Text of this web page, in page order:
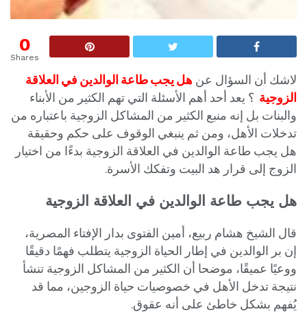
0
Shares
لاشك أن السؤال عن هل يجب طاعة الوالدين في العلاقة
الزوجية ؟ يعد أحد أهم الأسئلة التي تهم الكثير من الأبناء
والبنات بل إنه منبع الكثير من المشاكل الزوجية باعتباره من
تدخلات الأهل، ومن ثم ينبغي الوقوف على حكم وحقيقة
هل يجب طاعة الوالدين في العلاقة الزوجية بدءًا من اختيار
الزوج إلى قرار هد البيت وتفكك الأسرة.
هل يجب طاعة الوالدين في العلاقة الزوجية
قال الشيخ هشام ربيع، أمين الفتوى بدار الإفتاء المصرية،
إن بر الوالدين في إطار الحياة الزوجية يتطلب فهمًا دقيقًا
ووعيًا عميقًا، موضحا أن الكثير من المشاكل الزوجية تنشأ
نتيجة تدخل الأهل في خصوصيات حياة الزوجين، مما قد
يُفهم بشكل خاطئ على أنه عقوق.